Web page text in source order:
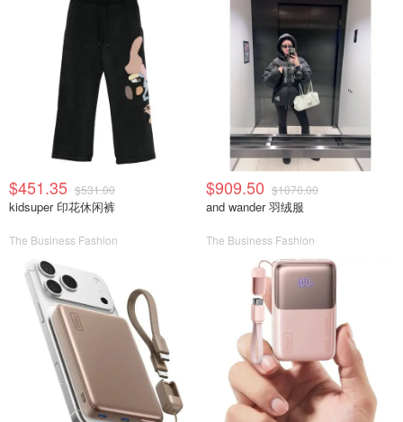
$451.35 $531.00
kidsuper 印花休闲裤
The Business Fashion
$909.50 $1070.00
and wander 羽绒服
The Business Fashion